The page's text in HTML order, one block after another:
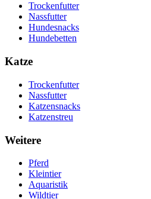
Trockenfutter
Nassfutter
Hundesnacks
Hundebetten
Katze
Trockenfutter
Nassfutter
Katzensnacks
Katzenstreu
Weitere
Pferd
Kleintier
Aquaristik
Wildtier